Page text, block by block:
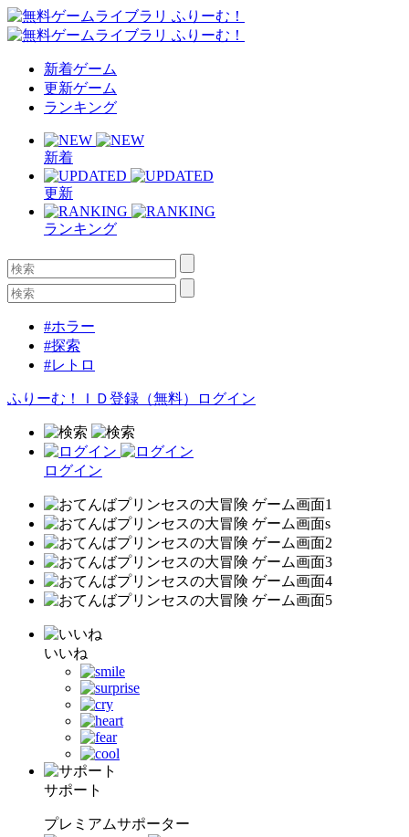
新着ゲーム
更新ゲーム
ランキング
新着
更新
ランキング
#ホラー
#探索
#レトロ
ふりーむ！ＩＤ登録（無料） ログイン
ログイン
いいね
サポート
プレミアムサポーター